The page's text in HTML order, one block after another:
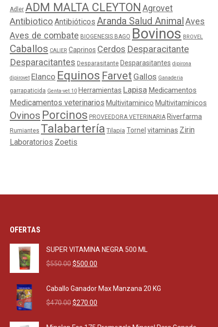
Adler ADM MALTA CLEYTON Agrovet
Antibiotico Antibióticos Aranda Salud AnimalAves
Aves de combate BIOGENESIS BAGO Bovinos BROVEL
Caballos CALIER Caprinos Cerdos Desparacitante
Desparacitantes Desparasitante Desparasitantes dipirona
dipirovet Elanco Equinos Farvet Gallos Ganaderia
garrapaticida Genta-vet 10 Herramientas Lapisa Medicamentos
Medicamentos veterinarios Multivitaminico Multivitamínicos
Ovinos Porcinos PROVEEDORA VETERINARIA Riverfarma
Rumiantes Talabartería Tilapia Tornel vitaminas Zirin
Laboratorios Zoetis
OFERTAS
SUPER VITAMINA NEGRA 500 ML
$550.00Original
was:
$550.00.
$500.00
is:
Caballo Ganador Max Manzana 20 KG
$470.00Original
$270.00